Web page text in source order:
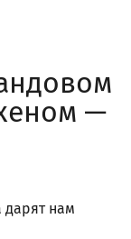
—
нам